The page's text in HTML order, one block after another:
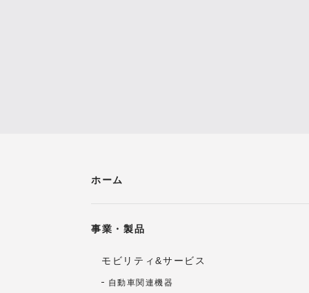
ホーム
事業・製品
モビリティ&サービス
自動車関連機器